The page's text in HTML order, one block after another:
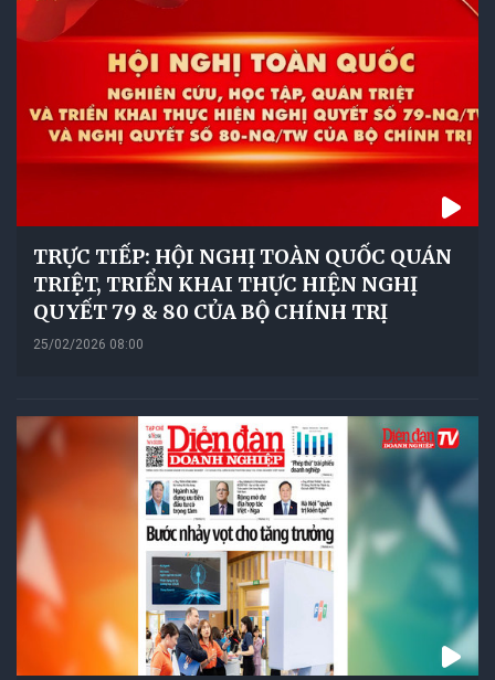
TRỰC TIẾP: HỘI NGHỊ TOÀN QUỐC QUÁN
TRIỆT, TRIỂN KHAI THỰC HIỆN NGHỊ
QUYẾT 79 & 80 CỦA BỘ CHÍNH TRỊ
25/02/2026 08:00